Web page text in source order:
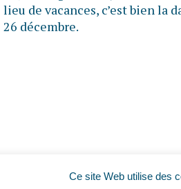
lieu de vacances, c’est bien la
26 décembre.
Ce site Web utilise des